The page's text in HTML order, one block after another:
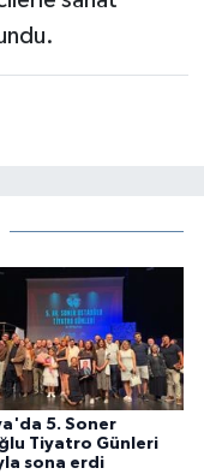
5. Soner
Tiyatro Günleri
sona erdi